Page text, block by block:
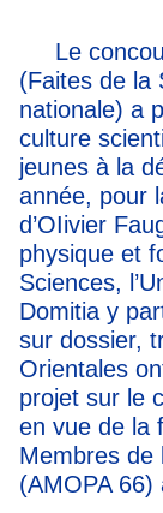
Le
(Faites de la
nationale) a
culture
jeunes à la
année, pour
d’OIivier
physique et
Sciences,
Domitia y
sur dossier,
Orientales
projet sur le
en vue de la
Membres de
(AMOPA 66)